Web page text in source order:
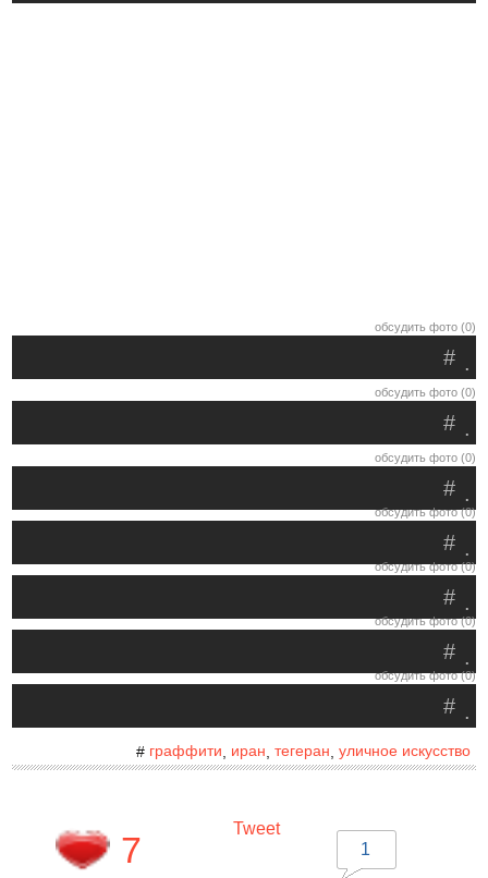
обсудить фото (0)
.
#
обсудить фото (0)
.
#
обсудить фото (0)
.
#
обсудить фото (0)
.
#
обсудить фото (0)
.
#
обсудить фото (0)
.
#
обсудить фото (0)
.
#
# граффити иран тегеран уличное искусство
7
Tweet
1